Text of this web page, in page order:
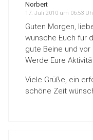
Norbert
17. Juli 2010 um 06:53
Guten Morgen,
wünsche Euch für
gute Beine und
Werde Eure
Viele Grüße, ein
schöne Zeit